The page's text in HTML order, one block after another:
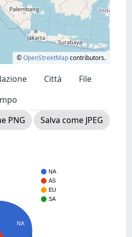
©OpenStreetMapcontributors.
Città
File
PNG
Salva come JPEG
NA
AS
EU
SA
NA